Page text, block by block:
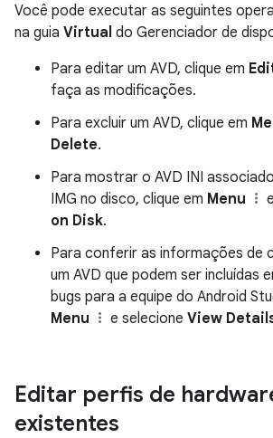
Você pode executar as seguintes
na guia Virtual do Gerenciador de
Para editar um AVD, clique em
faça as modificações.
Para excluir um AVD, clique em
Delete.
Para mostrar o AVD INI
IMG no disco, clique em Menu
on Disk.
Para conferir as informações de
um AVD que podem ser incluídas
bugs para a equipe do Android
Menu
e selecioneView
Editar perfis de
existentes